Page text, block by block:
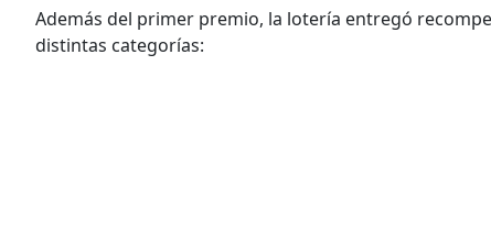
Además del primer premio, la lotería entregó
distintas categorías: